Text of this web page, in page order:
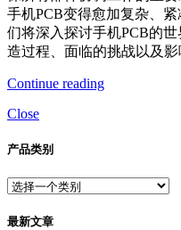
手机PCB变得愈加复杂、
们将深入探讨手机PCB的
造过程、面临的挑战以及
Continue reading
Close
产品类别
最新文章